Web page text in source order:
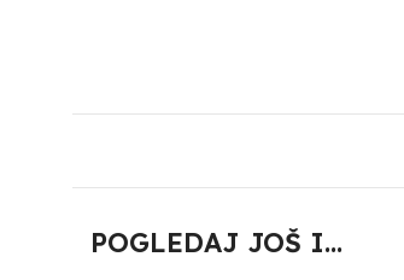
POGLEDAJ JOŠ I...